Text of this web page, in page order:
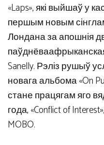
«Laps», які выйшаў у
першым новым
Лондана за апошнія
Sanelly. Рэліз рушыў
новага альбома «On
стане працягам яго
года, «Conflict of
MOBO.